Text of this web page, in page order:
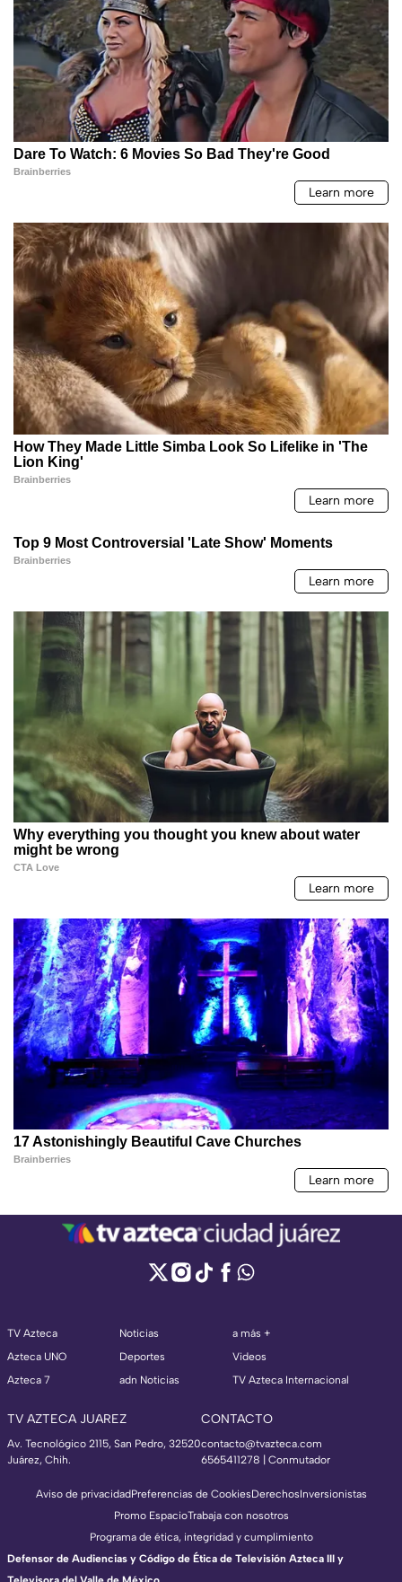
TV Azteca
Azteca UNO
Azteca 7
Noticias
Deportes
adn Noticias
a más +
Videos
TV Azteca Internacional
TV AZTECA JUAREZ
Av. Tecnológico 2115, San Pedro, 32520
Juárez, Chih.
CONTACTO
contacto@tvazteca.com
6565411278 | Conmutador
Aviso de privacidadPreferencias de CookiesDerechosInversionistas
Promo EspacioTrabaja con nosotros
Programa de ética, integridad y cumplimiento
Defensor de Audiencias y Código de Ética de Televisión Azteca III y